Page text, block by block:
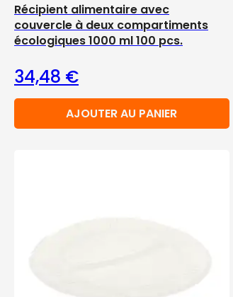
Récipient alimentaire avec
couvercle à deux compartiments
écologiques 1000 ml 100 pcs.
34,48 €
AJOUTER AU PANIER